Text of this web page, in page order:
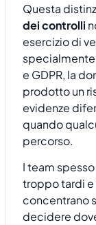
Questa
dei controlli
esercizio di
specialmente
e GDPR, la
prodotto un
evidenze
quando
percorso.
I team
troppo tardi
concentrano
decidere